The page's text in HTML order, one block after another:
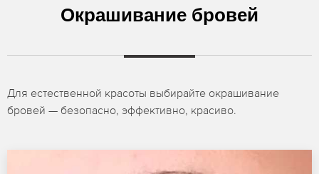
Окрашивание бровей
Для естественной красоты выбирайте окрашивание
бровей — безопасно, эффективно, красиво.